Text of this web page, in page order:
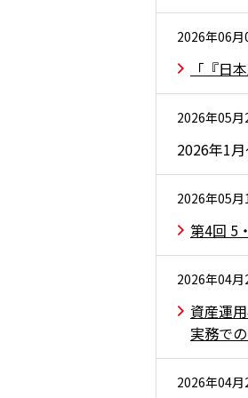
2026年06月
「『日
2026年05月
2026年1
2026年05月
第4回 5
2026年04月
資産運
実務で
2026年04月